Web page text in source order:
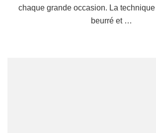
chaque grande occasion. La
beurré et …